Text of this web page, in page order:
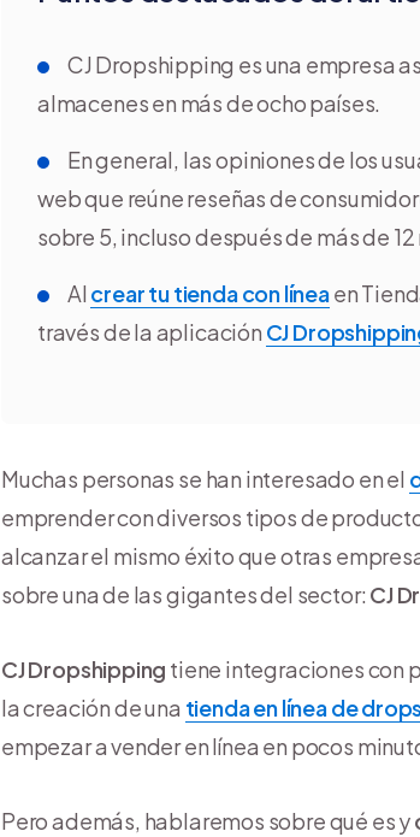
CJ Dropshipping es una empresa
almacenes en más de ocho países.
En general, las opiniones de los
web que reúne reseñas de
sobre 5, incluso después de más de 12
Al crear tu tienda con líneaen
través de la aplicación CJ
Muchas personas se han interesado en el
emprender con diversos tipos de
alcanzar el mismo éxito que otras
sobre una de las gigantes del sector: CJ
CJ Dropshipping tiene integraciones con
la creación de una tienda en línea de
empezar a vender en línea en pocos
Pero además, hablaremos sobre qué es y